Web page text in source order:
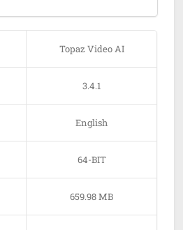
Topaz Video AI
3.4.1
English
64-BIT
659.98 MB